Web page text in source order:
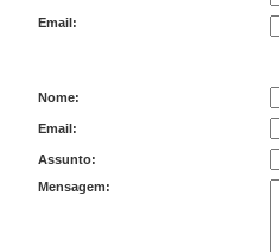
Email:
Nome:
Email:
Assunto:
Mensagem: